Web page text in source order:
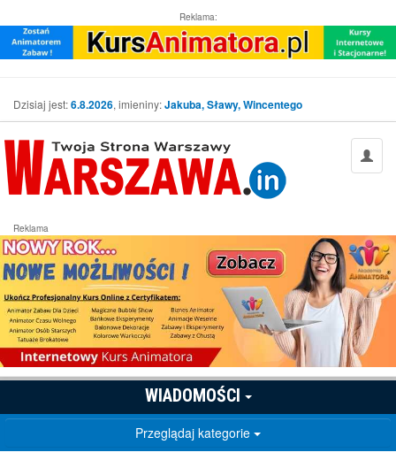
Reklama:
Dzisiaj jest:6.8.2026, imieniny:Jakuba, Sławy, Wincentego
Reklama
WIADOMOŚCI
Przeglądaj kategorie